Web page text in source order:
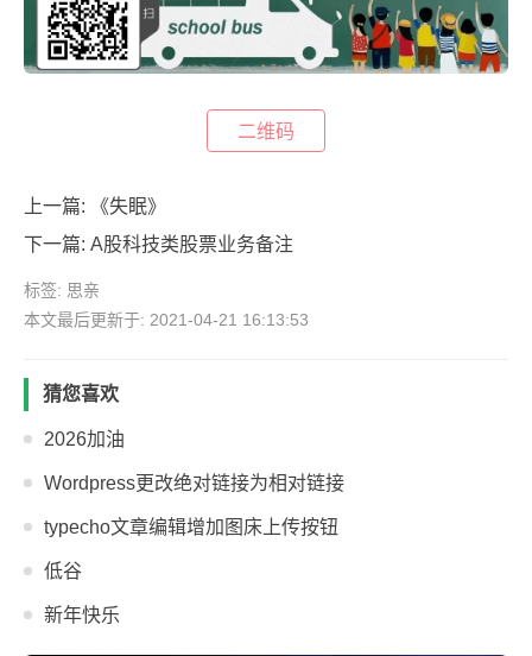
二维码
上一篇:
《失眠》
下一篇: A股科技类股票业务备注
标签: 思亲
本文最后更新于: 2021-04-21 16:13:53
猜您喜欢
2026加油
Wordpress更改绝对链接为相对链接
typecho文章编辑增加图床上传按钮
低谷
新年快乐